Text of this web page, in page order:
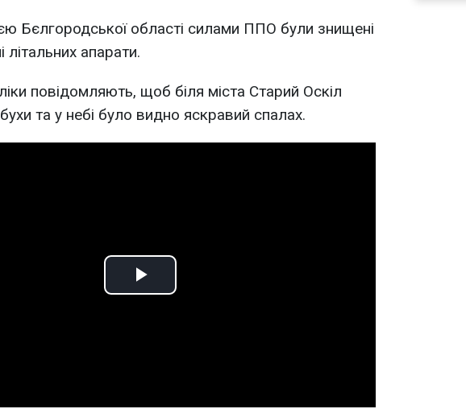
Бєлгородської області силами ППО були знищені
літальних апарати.
повідомляють, щоб біля міста Старий Оскіл
та у небі було видно яскравий спалах.
Play